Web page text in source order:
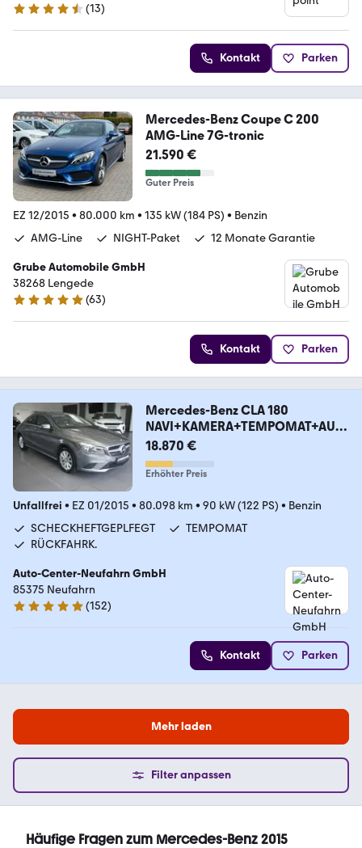
4.5 Sterne
(13)
Kontakt Parken
Mercedes-Benz Coupe C 200
AMG-Line 7G-tronic
21.590 €
Guter Preis
EZ 12/2015 • 80.000 km • 135 kW (184 PS) • Benzin
AMG-Line
NIGHT-Paket 12 Monate Garantie
Grube Automobile GmbH
38268 Lengede
4.9 Sterne
(63)
Kontakt Parken
Mercedes-Benz CLA 180
NAVI+KAMERA+TEMPOMAT+AUT
OMATIK
18.870 €
Erhöhter Preis
Unfallfrei • EZ 01/2015 • 80.098 km • 90 kW (122 PS) • Benzin
SCHECKHEFTGEPLFEGT
TEMPOMAT
RÜCKFAHRK.
Auto-Center-Neufahrn GmbH
85375 Neufahrn
4.8 Sterne
(152)
Kontakt Parken
Mehr laden
Filter anpassen
Häufige Fragen zum Mercedes-Benz 2015